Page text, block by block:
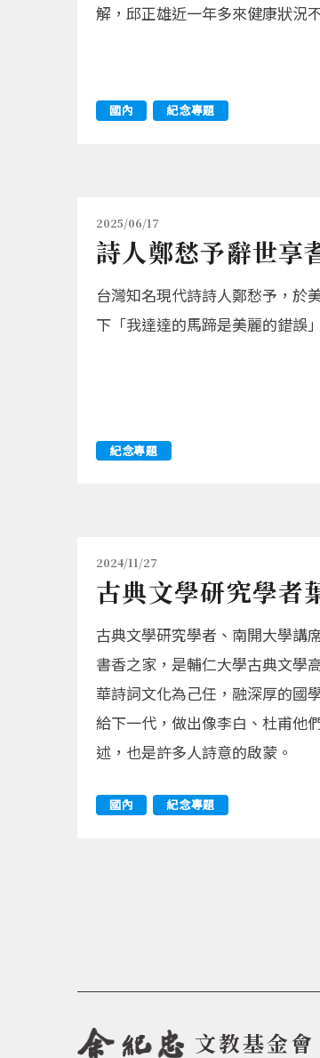
解，邱正雄近一年多來健康狀況
國內 紀念專題
2025/06/17
詩人鄭愁予辭世享
台灣知名現代詩詩人鄭愁予，於
下「我達達的馬蹄是美麗的錯誤
紀念專題
2024/11/27
古典文學研究學
古典文學研究學者、南開大學講
書香之家，是輔仁大學古典文學
華詩詞文化為己任，融深厚的國
給下一代，做出像李白、杜甫他
述，也是許多人詩意的啟蒙。
國內 紀念專題
文教基金會